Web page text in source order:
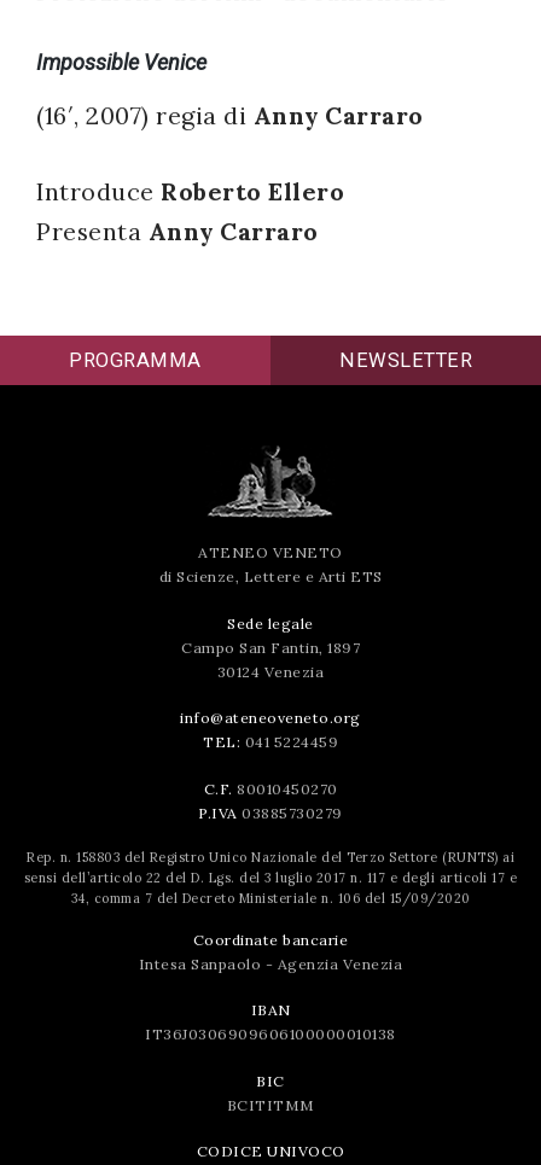
Impossible Venice
(16′, 2007) regia di Anny Carraro
Introduce Roberto Ellero
Presenta Anny Carraro
196/03
avvenuta con
successo!
PROGRAMMA NEWSLETTER
ATENEO VENETO
di Scienze, Lettere e Arti ETS
Sede legale
Campo San Fantin, 1897
30124 Venezia
info@ateneoveneto.org
TEL: 041 5224459
C.F. 80010450270
P.IVA 03885730279
Rep. n. 158803 del Registro Unico Nazionale del Terzo Settore (RUNTS) ai
sensi dell’articolo 22 del D. Lgs. del 3 luglio 2017 n. 117 e degli articoli 17 e
34, comma 7 del Decreto Ministeriale n. 106 del 15/09/2020
Coordinate bancarie
Intesa Sanpaolo - Agenzia Venezia
IBAN
IT36J0306909606100000010138
BIC
BCITITMM
CODICE UNIVOCO